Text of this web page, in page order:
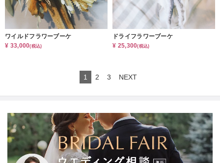
ワイルドフラワーブーケ
¥ 33,000(税込)
ドライフラワーブーケ
¥ 25,300(税込)
1 2 3 NEXT